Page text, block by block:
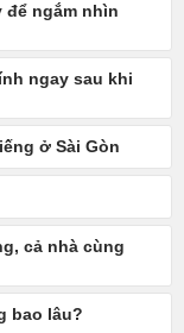
để ngắm nhìn
ngay sau khi
ở Sài Gòn
cả nhà cùng
bao lâu?